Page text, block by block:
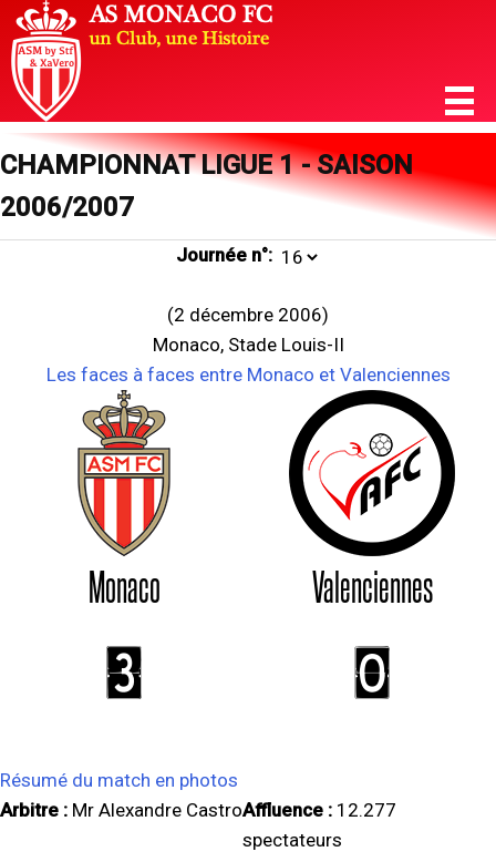
CHAMPIONNAT LIGUE 1 - SAISON
2006/2007
Journée n°:
(2 décembre 2006)
Monaco, Stade Louis-II
Les faces à faces entre Monaco et Valenciennes
Monaco Valenciennes
3 0
Résumé du match en photos
Arbitre : Mr Alexandre CastroAffluence : 12.277
spectateurs